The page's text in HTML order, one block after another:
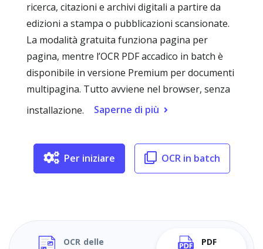
ricerca, citazioni e archivi digitali a partire da
edizioni a stampa o pubblicazioni scansionate.
La modalità gratuita funziona pagina per
pagina, mentre l’OCR PDF accadico in batch è
disponibile in versione Premium per documenti
multipagina. Tutto avviene nel browser, senza
installazione.
Saperne di più
Per iniziare OCR in batch
OCR delle
PDF